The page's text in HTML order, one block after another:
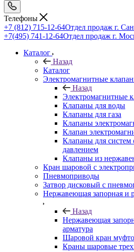
Телефоны
+7 (812) 715-12-64Отдел продаж г.
+7(495) 741-12-64Отдел продаж г.
Каталог
Назад
Каталог
Электромагнитные
Назад
Электромагнитные
Клапаны для воды
Клапаны для газа
Клапаны
Клапан
Клапаны для
давлением
Клапаны из
Кран шаровой с
Пневмоприводы
Затвор дисковый с
Нержавеющая запорная и
Назад
Нержавеющая
арматура
Шаровой кран
Краны шаровые